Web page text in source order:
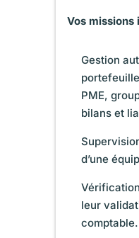
Vos missions
Gestion
PME,
bilans et
d’une
leur
comptable.